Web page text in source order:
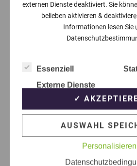
externen Dienste deaktiviert. Sie
belieben aktivieren &
Informationen lesen Sie
Essenziell
Externe Dienste
✓
AUSWAHL
Personalisieren